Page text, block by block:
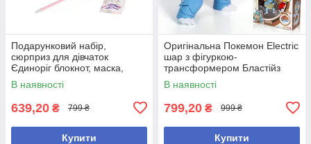
Подарунковий набір,
сюрприз для дівчаток
Єдиноріг блокнот, маска,
ручка, заколки, гаманець
В наявності
639,20 ₴ 799 ₴
Купити
Оригінальна Покемон Electric
шар з фігуркою-
трансформером Бластійз
В наявності
799,20 ₴ 999 ₴
Купити